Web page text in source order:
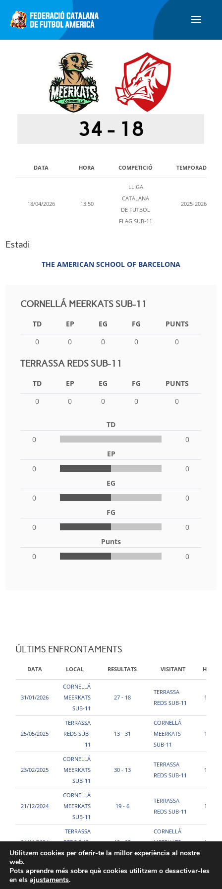
34 - 18
DATA HORA COMPETICIÓ TEMPORADA
18/04/2026 13:50
LLIGA
CATALANA
DE FUTBOL
FLAG SUB-11
2025-2026
Estadi
THE AMERICAN SCHOOL OF BARCELONA
CORNELLÁ MEERKATS SUB-11
TD EP EG FG
PUNTS
0
0 0 0 0
TERRASSA REDS SUB-11
TD EP EG FG
PUNTS
0
0 0 0 0
TD
0
0
EP
0
0
EG
0
0
FG
0
0
Punts
0
0
ÚLTIMS ENFRONTAMENTS
DATA LOCAL RESULTATS VISITANT HORA
31/01/2026
CORNELLÁ
MEERKATS
SUB-11
27 - 18
TERRASSA
REDS SUB-11
10:30
25/05/2025
TERRASSA
REDS SUB-
11
13 - 31
CORNELLÁ
MEERKATS
SUB-11
15:20
23/02/2025
CORNELLÁ
MEERKATS
SUB-11
30 - 13
TERRASSA
REDS SUB-11
13:25
21/12/2024
CORNELLÁ
MEERKATS
SUB-11
19 - 6
TERRASSA
REDS SUB-11
15:00
24/11/2024
TERRASSA
REDS SUB-
11
12 - 25
CORNELLÁ
MEERKATS
SUB-11
10:50
Utilitzem cookies per oferir-te la millor experiència al nostre
web.
Pots aprendre més sobre què cookies utilitzem o desactivar-les
en els ajustaments.